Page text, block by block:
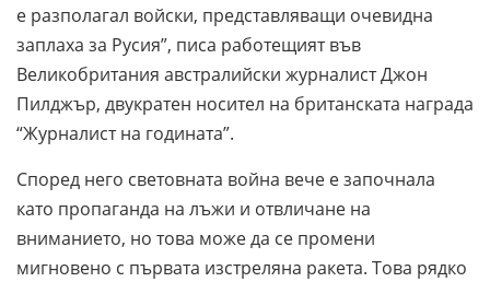
е разполагал войски, представляващи очевидна
заплаха за Русия”, писа работещият във
Великобритания австралийски журналист Джон
Пилджър, двукратен носител на британската награда
“Журналист на годината”.
Според него световната война вече е започнала
като пропаганда на лъжи и отвличане на
вниманието, но това може да се промени
мигновено с първата изстреляна ракета. Това рядко